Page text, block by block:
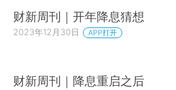
财新周刊｜开年降息猜想
2023年12月30日 APP打开
财新周刊｜降息重启之后